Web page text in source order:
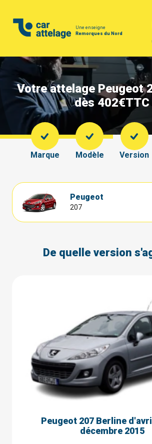
Une enseigne
Remorques du Nord
Votre attelage Peugeot
dès 402€TTC
Marque Modèle Version
Peugeot
207
De quelle version
Peugeot 207 Berline
décembre 2015